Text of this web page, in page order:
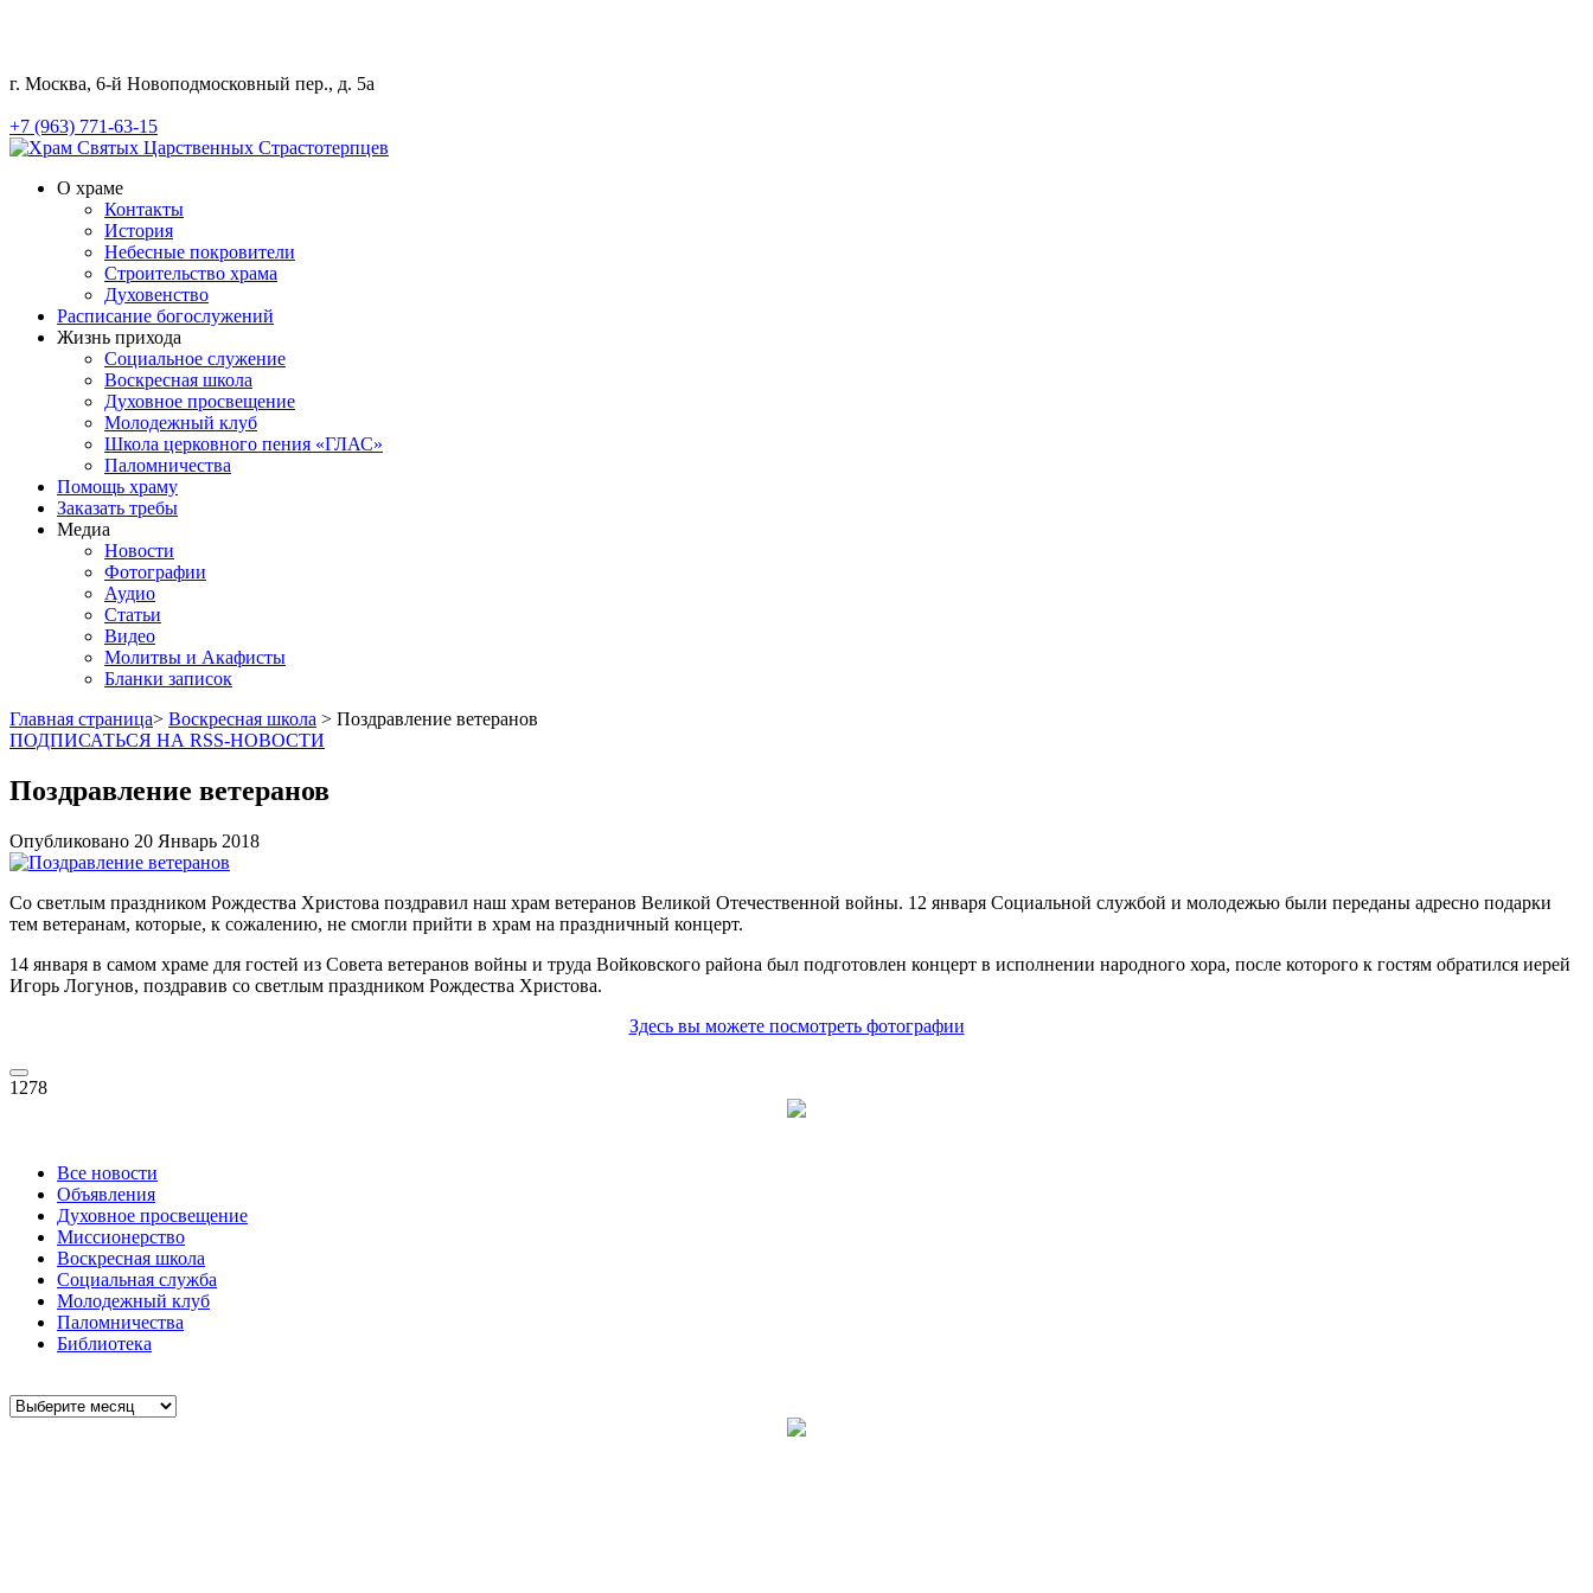
г. Москва, 6-й Новоподмосковный пер., д. 5а
+7 (963) 771-63-15
О храме
Контакты
История
Небесные покровители
Строительство храма
Духовенство
Расписание богослужений
Жизнь прихода
Социальное служение
Воскресная школа
Духовное просвещение
Молодежный клуб
Школа церковного пения «ГЛАС»
Паломничества
Помощь храму
Заказать требы
Медиа
Новости
Фотографии
Аудио
Статьи
Видео
Молитвы и Акафисты
Бланки записок
Главная страница> Воскресная школа > Поздравление ветеранов
ПОДПИСАТЬСЯ НА RSS-НОВОСТИ
Поздравление ветеранов
Опубликовано 20 Январь 2018
Со светлым праздником Рождества Христова поздравил наш храм ветеранов Великой Отечественной войны. 12 января Социальной службой и молодежью были переданы адресно подарки
тем ветеранам, которые, к сожалению, не смогли прийти в храм на праздничный концерт.
14 января в самом храме для гостей из Совета ветеранов войны и труда Войковского района был подготовлен концерт в исполнении народного хора, после которого к гостям обратился иерей
Игорь Логунов, поздравив со светлым праздником Рождества Христова.
Здесь вы можете посмотреть фотографии
1278
Все новости
Объявления
Духовное просвещение
Миссионерство
Воскресная школа
Социальная служба
Молодежный клуб
Паломничества
Библиотека